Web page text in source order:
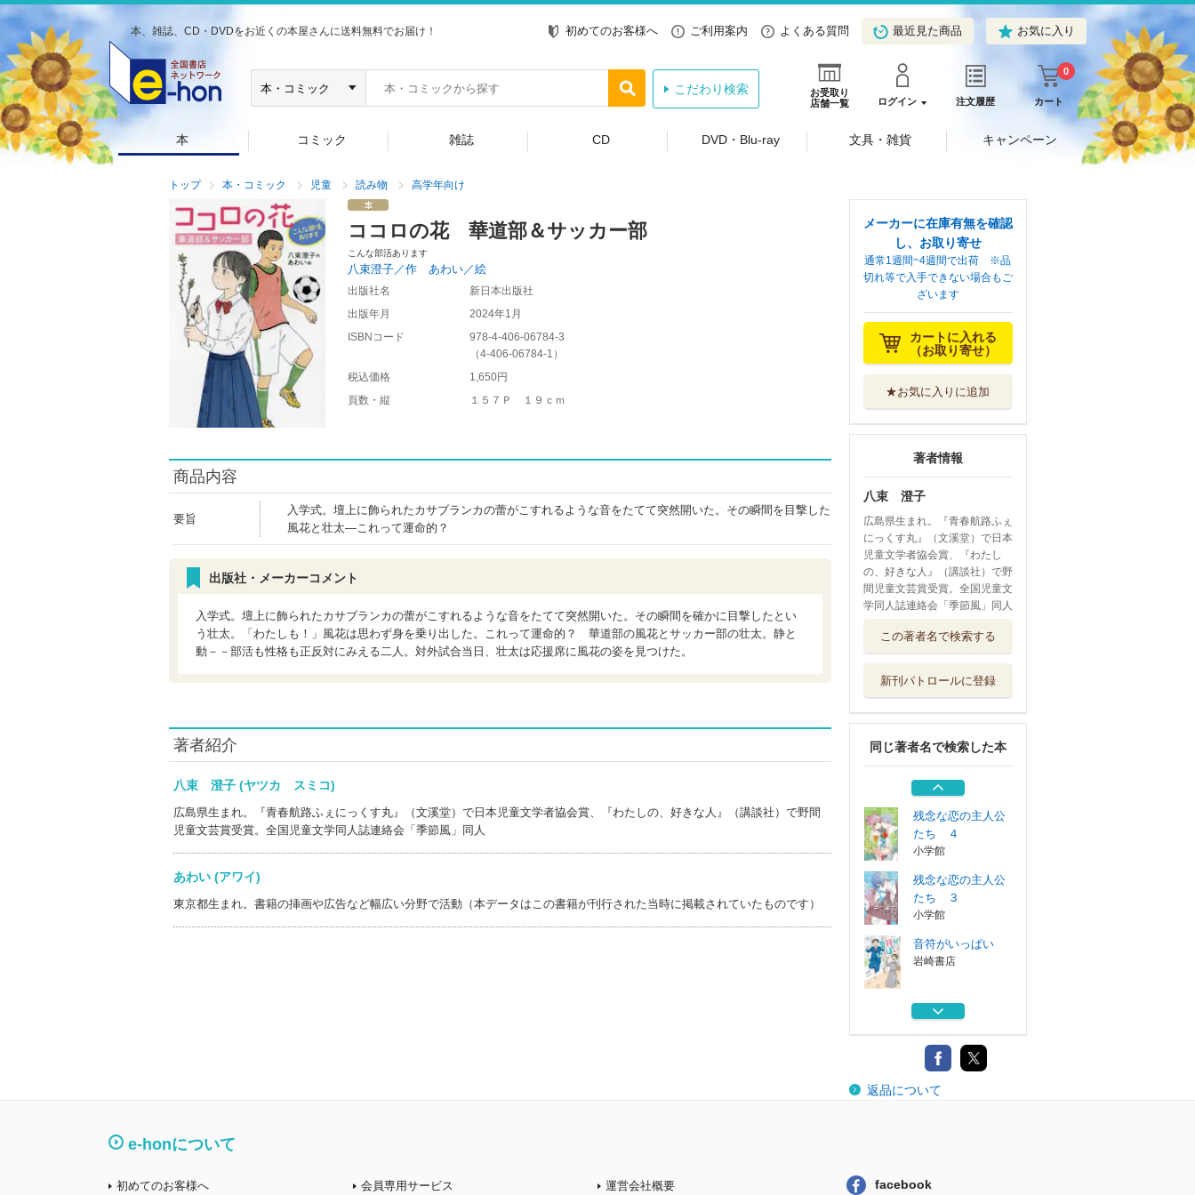
本、雑誌、CD・DVDをお近くの本屋さんに送料無料でお届け！ 初めてのお客様へ ご利用案内 よくある質問 最近見た商品 お気に入り
お受取り
店舗一覧
ログイン 注文履歴 カート
0
こだわり検索
本 コミック 雑誌 CD DVD・Blu-ray 文具・雑貨 キャンペーン
トップ 本・コミック 児童 読み物 高学年向け
ココロの花 華道部＆サッカー部
こんな部活あります
八束澄子／作 あわい／絵
出版社名
新日本出版社
出版年月
2024年1月
ISBNコード
978-4-406-06784-3
（4-406-06784-1 ）
税込価格
1,650円
頁数・縦
１５７Ｐ １９ｃｍ
商品内容
要旨
入学式。壇上に飾られたカサブランカの蕾がこすれるような音をたてて突然開いた。その瞬間を目撃した
風花と壮太―これって運命的？
出版社・メーカーコメント
入学式。壇上に飾られたカサブランカの蕾がこすれるような音をたてて突然開いた。その瞬間を確かに目撃したとい
う壮太。「わたしも！」風花は思わず身を乗り出した。これって運命的？ 華道部の風花とサッカー部の壮太。静と
動－－部活も性格も正反対にみえる二人。対外試合当日、壮太は応援席に風花の姿を見つけた。
著者紹介
八束 澄子 (ヤツカ スミコ)
広島県生まれ。『青春航路ふぇにっくす丸』（文溪堂）で日本児童文学者協会賞、『わたしの、好きな人』（講談社）で野間
児童文芸賞受賞。全国児童文学同人誌連絡会「季節風」同人
あわい (アワイ)
東京都生まれ。書籍の挿画や広告など幅広い分野で活動（本データはこの書籍が刊行された当時に掲載されていたものです）
メーカーに在庫有無を確認
し、お取り寄せ
通常1週間~4週間で出荷 ※品
切れ等で入手できない場合もご
ざいます
カートに入れる
（お取り寄せ）
★お気に入りに追加
著者情報
八束 澄子
広島県生まれ。『青春航路ふぇ
にっくす丸』（文溪堂）で日本
児童文学者協会賞、『わたし
の、好きな人』（講談社）で野
間児童文芸賞受賞。全国児童文
学同人誌連絡会「季節風」同人
この著者名で検索する
新刊パトロールに登録
同じ著者名で検索した本
岩崎書店
偉人のお話 自由
ポプラ社
高断熱住宅だから
できる新しい暮...
学芸出版社
残念な恋の主人公
たち ４
小学館
残念な恋の主人公
たち ３
小学館
音符がいっぱい
岩崎書店
偉人のお話 自由
ポプラ社
高断熱住宅だから
できる新しい暮...
返品について
e-honについて
初めてのお客様へ 会員専用サービス 運営会社概要 facebook